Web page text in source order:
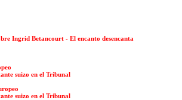
Ingrid Betancourt - El encanto desencanta
suizo en el Tribunal
suizo en el Tribunal